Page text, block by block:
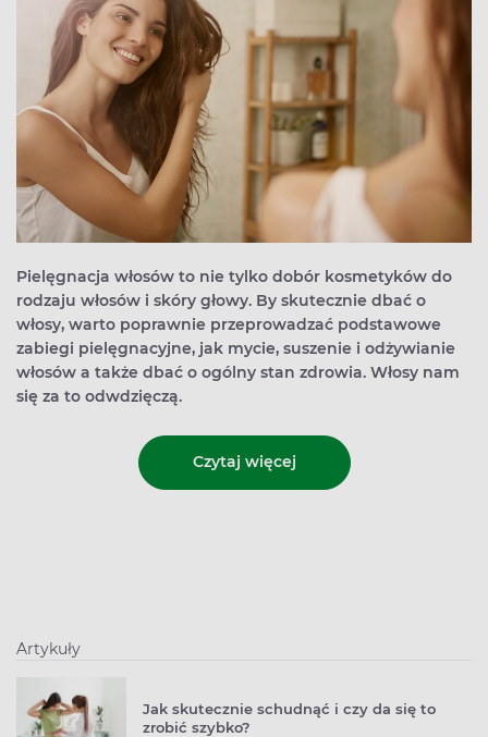
Pielęgnacja włosów to nie tylko dobór kosmetyków do
rodzaju włosów i skóry głowy. By skutecznie dbać o
włosy, warto poprawnie przeprowadzać podstawowe
zabiegi pielęgnacyjne, jak mycie, suszenie i odżywianie
włosów a także dbać o ogólny stan zdrowia. Włosy nam
się za to odwdzięczą.
Czytaj więcej
Artykuły
Jak skutecznie schudnąć i czy da się to
zrobić szybko?